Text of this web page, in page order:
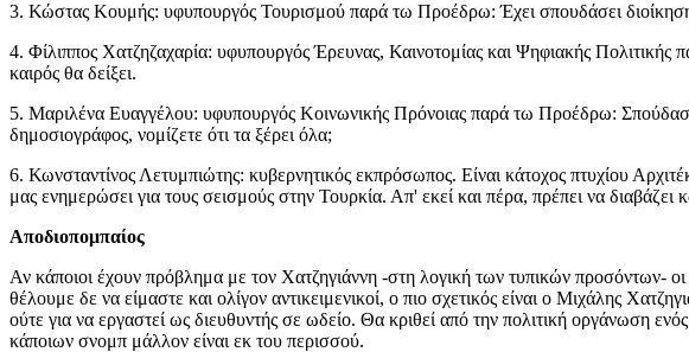
3. Κώστας Κουμής: υφυπουργός Τουρισμού παρά τω Προέδρω: Έχει σπουδάσει διοίκηση
4. Φίλιππος Χατζηζαχαρία: υφυπουργός Έρευνας, Καινοτομίας και Ψηφιακής
καιρός θα δείξει.
5. Μαριλένα Ευαγγέλου: υφυπουργός Κοινωνικής Πρόνοιας παρά τω Προέδρω:
δημοσιογράφος, νομίζετε ότι τα ξέρει όλα;
6. Κωνσταντίνος Λετυμπιώτης: κυβερνητικός εκπρόσωπος. Είναι κάτοχος πτυχίου
μας ενημερώσει για τους σεισμούς στην Τουρκία. Απ' εκεί και πέρα, πρέπει να διαβάζει
Αποδιοπομπαίος
Αν κάποιοι έχουν πρόβλημα με τον Χατζηγιάννη -στη λογική των τυπικών προσόντων-
θέλουμε δε να είμαστε και ολίγον αντικειμενικοί, ο πιο σχετικός είναι ο Μιχάλης
ούτε για να εργαστεί ως διευθυντής σε ωδείο. Θα κριθεί από την πολιτική οργάνωση
κάποιων σνομπ μάλλον είναι εκ του περισσού.